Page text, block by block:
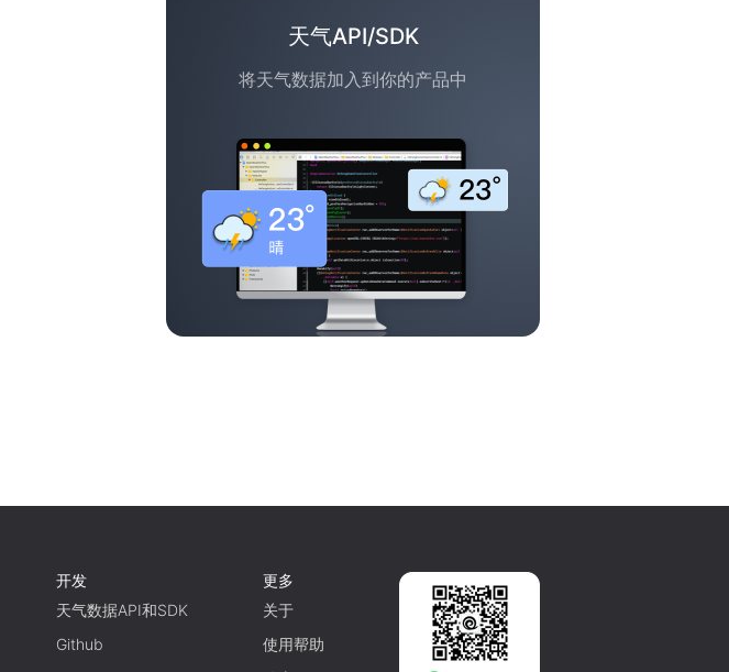
天气API/SDK
将天气数据加入到你的产品中
开发
天气数据API和SDK
Github
更多
关于
使用帮助